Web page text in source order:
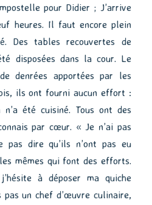
pour Didier ; J’arrive
heures. Il faut encore plein
Des tables recouvertes de
disposées dans la cour. Le
denrées apportées par les
ils ont fourni aucun effort :
été cuisiné. Tous ont des
par cœur. « Je n’ai pas
dire qu’ils n’ont pas eu
mêmes qui font des efforts.
à déposer ma quiche
pas un chef d’œuvre culinaire,